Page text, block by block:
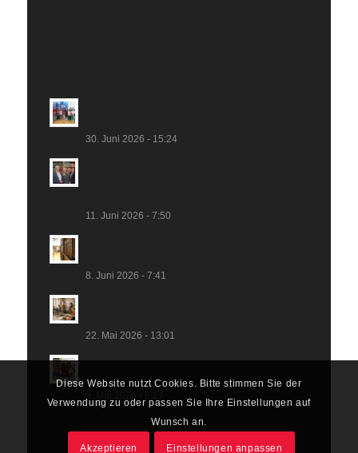
30. Juni 2026 - 15:24
11. Juni 2026 - 7:50
8. Juni 2026 - 7:41
22. Mai 2026 - 13:01
Call „Blind Date“: neue Begegnungen in der
Kultur
Diese Website nutzt Cookies. Bitte stimmen Sie der
Verwendung zu oder passen Sie Ihre Einstellungen auf
Wunsch an.
Akzeptieren Einstellungen anpassen